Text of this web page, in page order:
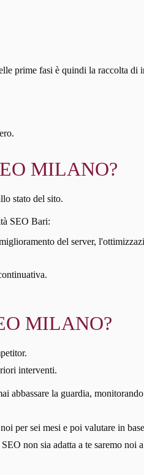
prime fasi è quindi la raccolta di
MILANO?
stato del sito.
SEO Bari:
del server,
MILANO?
interventi.
abbassare la guardia,
per sei mesi e poi valutare in
non sia adatta a te saremo noi